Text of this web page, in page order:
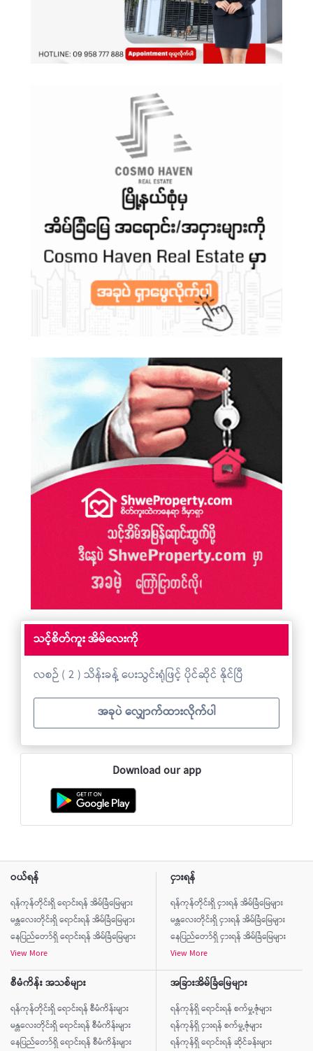
သင့်စိတ်ကူး အိမ်လေးကို
လစဉ် ( 2 ) သိန်းခန့် ပေးသွင်းရုံဖြင့် ပိုင်ဆိုင် နိုင်ပြီ
အခုပဲ လျှောက်ထားလိုက်ပါ
Download our app
ဝယ်ရန်
ရန်ကုန်တိုင်းရှိ ရောင်းရန် အိမ်ခြံမြေများ
မန္တလေးတိုင်းရှိ ရောင်းရန် အိမ်ခြံမြေများ
နေပြည်တော်ရှိ ရောင်းရန် အိမ်ခြံမြေများ
View More
ငှားရန်
ရန်ကုန်တိုင်းရှိ ငှားရန် အိမ်ခြံမြေများ
မန္တလေးတိုင်းရှိ ငှားရန် အိမ်ခြံမြေများ
နေပြည်တော်ရှိ ငှားရန် အိမ်ခြံမြေများ
View More
စီမံကိန်း အသစ်များ
ရန်ကုန်တိုင်းရှိ ရောင်းရန် စီမံကိန်းများ
မန္တလေးတိုင်းရှိ ရောင်းရန် စီမံကိန်းများ
နေပြည်တော်ရှိ ရောင်းရန် စီမံကိန်းများ
အခြားအိမ်ခြံမြေများ
ရန်ကုန်ရှိ ရောင်းရန် စက်မှု့ဇုံများ
ရန်ကုန်ရှိ ငှားရန် စက်မှု့ဇုံများ
ရန်ကုန်ရှိ ရောင်းရန် ဆိုင်ခန်းများ